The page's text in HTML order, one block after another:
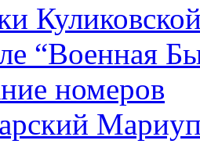
“Военная
номеров